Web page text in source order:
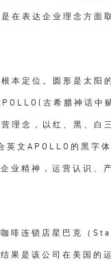
在表达企业理念方
本定位。圆形是太
古希腊神话中
理念，以红、黑、
英文APOLLO的黑字
业精神，运营认识、
啡连锁店星巴克（
果是该公司在美国的